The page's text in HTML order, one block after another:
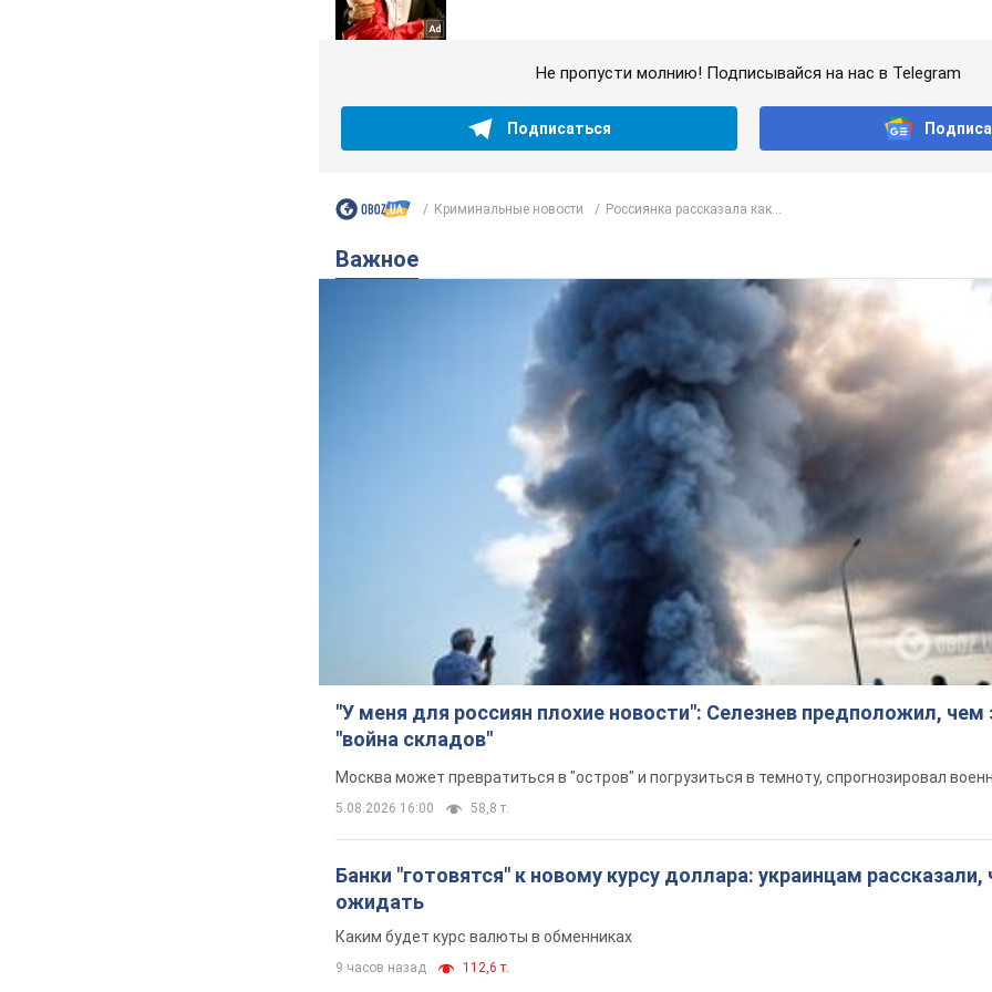
Не пропусти молнию! Подписывайся на нас в Telegram
Подписаться
Криминальные новости Россиянка рассказала как...
Важное
"У меня для россиян плохие новости": Селезнев предположил, чем
"война складов"
Москва может превратиться в "остров" и погрузиться в темноту, спрогнозировал
5.08.2026 16:00 58,8 т.
Банки "готовятся" к новому курсу доллара: украинцам рассказали,
ожидать
Каким будет курс валюты в обменниках
9 часов назад 112,6 т.